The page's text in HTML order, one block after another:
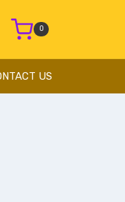
0
US